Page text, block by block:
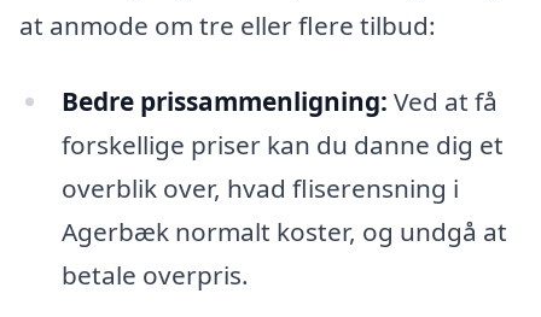
at anmode om tre eller flere tilbud:
Bedre prissammenligning: Ved at få
forskellige priser kan du danne dig et
overblik over, hvad fliserensning i
Agerbæk normalt koster, og undgå at
betale overpris.